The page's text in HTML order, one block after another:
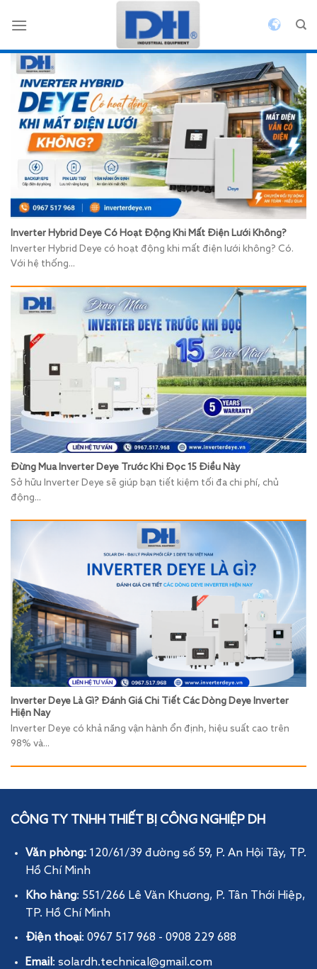
qua
dung
Inverter Hybrid Deye Có Hoạt Động Khi Mất Điện Lưới Không?
Inverter Hybrid Deye có hoạt động khi mất điện lưới không? Có.
Với hệ thống...
Đừng Mua Inverter Deye Trước Khi Đọc 15 Điều Này
Sở hữu Inverter Deye sẽ giúp bạn tiết kiệm tối đa chi phí, chủ
động...
Inverter Deye Là Gì? Đánh Giá Chi Tiết Các Dòng Deye Inverter
Hiện Nay
Inverter Deye có khả năng vận hành ổn định, hiệu suất cao trên
98% và...
CÔNG TY TNHH THIẾT BỊ CÔNG NGHIỆP DH
Văn phòng: 120/61/39 đường số 59, P. An Hội Tây, TP.
Hồ Chí Minh
Kho hàng: 551/266 Lê Văn Khương, P. Tân Thới Hiệp,
TP. Hồ Chí Minh
Điện thoại: 0967 517 968 - 0908 229 688
Email : solardh.technical@gmail.com